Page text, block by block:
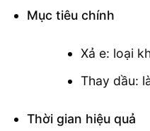
Mục tiêu chính
Xả e: loại
Thay dầu:
Thời gian hiệu quả